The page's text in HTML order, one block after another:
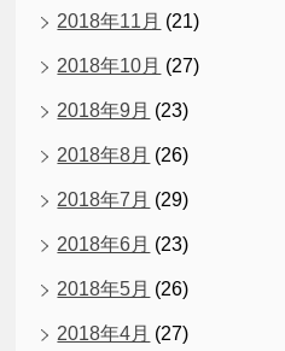
2018年11月 (21)
2018年10月 (27)
2018年9月 (23)
2018年8月 (26)
2018年7月 (29)
2018年6月 (23)
2018年5月 (26)
2018年4月 (27)